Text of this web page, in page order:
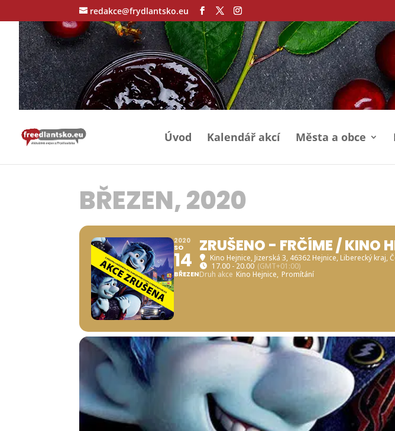
redakce@frydlantsko.eu
Úvod Kalendář akcí Města a obce
BŘEZEN, 2020
2020
SO
14
BŘEZEN
ZRUŠENO - FRČÍME / KINO
Kino Hejnice, Jizerská 3, 46362 Hejnice, Liberecký kraj,
17.00 - 20.00 (GMT+01:00)
Druh akce Kino Hejnice, Promítání